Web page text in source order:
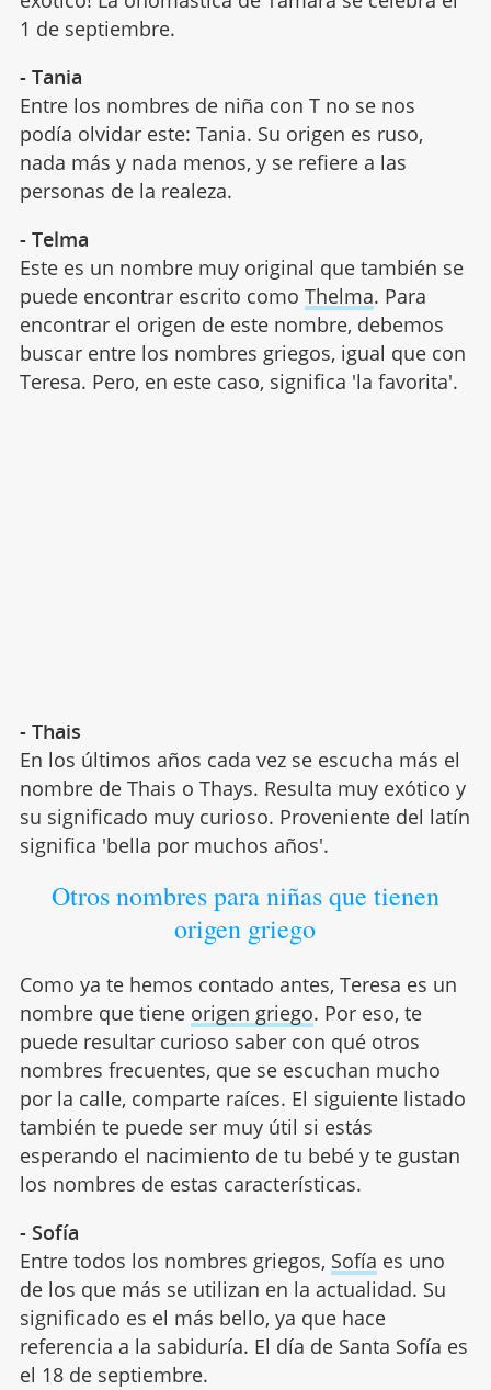
1 de septiembre.
- Tania
Entre los nombres de niña con T no se nos
podía olvidar este: Tania. Su origen es ruso,
nada más y nada menos, y se refiere a las
personas de la realeza.
- Telma
Este es un nombre muy original que también se
puede encontrar escrito como Thelma. Para
encontrar el origen de este nombre, debemos
buscar entre los nombres griegos, igual que con
Teresa. Pero, en este caso, significa 'la favorita'.
- Thais
En los últimos años cada vez se escucha más el
nombre de Thais o Thays. Resulta muy exótico y
su significado muy curioso. Proveniente del latín
significa 'bella por muchos años'.
Otros nombres para niñas que tienen
origen griego
Como ya te hemos contado antes, Teresa es un
nombre que tiene origen griego. Por eso, te
puede resultar curioso saber con qué otros
nombres frecuentes, que se escuchan mucho
por la calle, comparte raíces. El siguiente listado
también te puede ser muy útil si estás
esperando el nacimiento de tu bebé y te gustan
los nombres de estas características.
- Sofía
Entre todos los nombres griegos, Sofía es uno
de los que más se utilizan en la actualidad. Su
significado es el más bello, ya que hace
referencia a la sabiduría. El día de Santa Sofía es
el 18 de septiembre.